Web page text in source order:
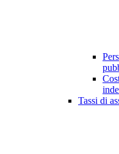
Tassi di